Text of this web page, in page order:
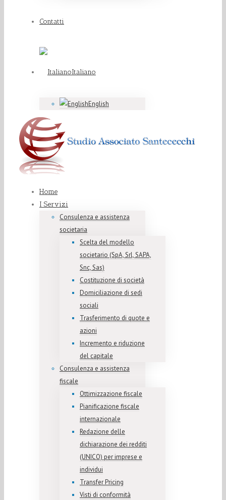
Contatti
Italiano
English
Home
I Servizi
Consulenza e assistenza
societaria
Scelta del modello
societario (SpA, Srl, SAPA,
Snc, Sas)
Costituzione di società
Domiciliazione di sedi
sociali
Trasferimento di quote e
azioni
Incremento e riduzione
del capitale
Consulenza e assistenza
fiscale
Ottimizzazione fiscale
Pianificazione fiscale
internazionale
Redazione delle
dichiarazione dei redditi
(UNICO) per imprese e
individui
Transfer Pricing
Visti di conformità